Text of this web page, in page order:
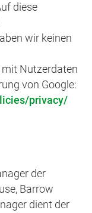
diese
wir keinen
Nutzerdaten
von Google:
privacy/
der
Barrow
dient der